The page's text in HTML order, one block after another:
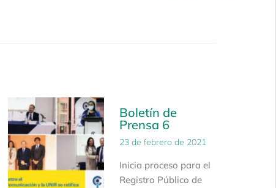
Boletín de
Prensa 6
23 de febrero de 2021
Inicia proceso para el
Registro Público de